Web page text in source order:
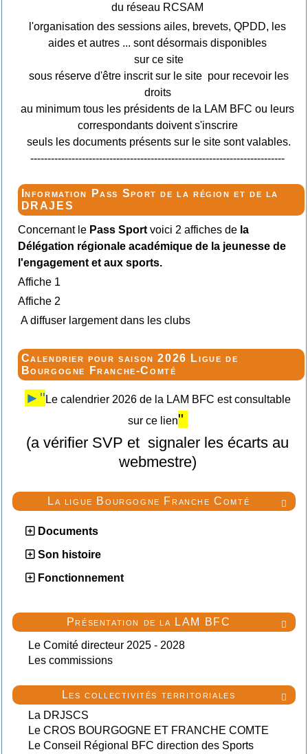

La ligue Bourgogne Franche Comté
Documents
Son histoire
Fonctionnement

Présentation de la LAM BFC
Le Comité directeur 2025 - 2028
Les commissions

Les collectivités territoriales
La DRJSCS
Le CROS BOURGOGNE ET FRANCHE COMTE
Le Conseil Régional BFC direction des Sports
du réseau RCSAM
l'organisation des sessions ailes, brevets, QPDD, les
aides et autres ... sont désormais disponibles
sur ce site
sous réserve d'être inscrit sur le site pour recevoir les
droits
au minimum tous les présidents de la LAM BFC ou leurs
correspondants doivent s'inscrire
seuls les documents présents sur le site sont valables.
--------------------------------------------------------------------------
Information Pass Sport de la région et de la
DRAJES
Concernant lePass Sportvoici 2 affiches dela
Délégation régionale académique de la jeunesse de
l'engagement et aux sports.
Affiche 1
Affiche 2
A diffuser largement dans les clubs
Calendrier pour saison 2026 Ligue de
Bourgogne Franche-Comté
►" Le calendrier 2026 de la LAM BFC est consultable
sur ce lien"
(a vérifier SVP et signaler les écarts au
webmestre)